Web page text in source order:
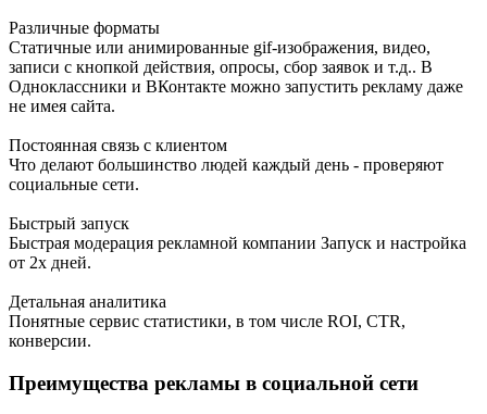
Различные форматы
Статичные или анимированные gif-изображения, видео,
записи с кнопкой действия, опросы, сбор заявок и т.д.. В
Одноклассники и ВКонтакте можно запустить рекламу даже
не имея сайта.
Постоянная связь с клиентом
Что делают большинство людей каждый день - проверяют
социальные сети.
Быстрый запуск
Быстрая модерация рекламной компании Запуск и настройка
от 2х дней.
Детальная аналитика
Понятные сервис статистики, в том числе ROI, CTR,
конверсии.
Преимущества рекламы в социальной сети